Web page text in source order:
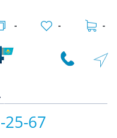
- - -
25-67